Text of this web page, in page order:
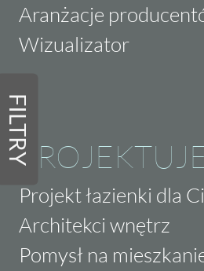
FILTRY
Aranżacje
Wizualizator
Projekt łazienki dla
Architekci wnętrz
Pomysł na